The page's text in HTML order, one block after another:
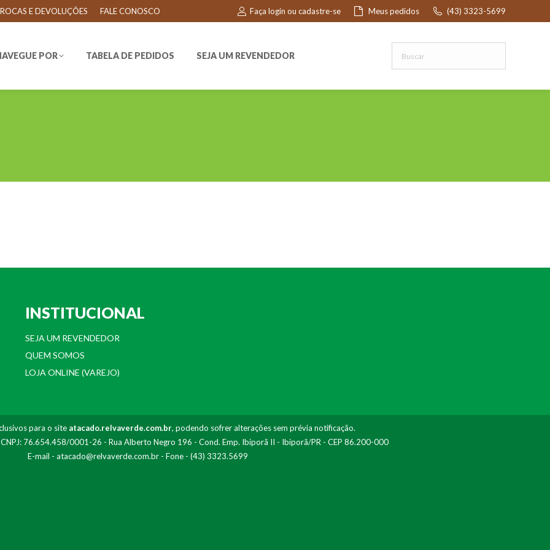
E DEVOLUÇÕES FALE CONOSCO Faça login ou cadastre-se Meus pedidos (43) 3323-5699
POR TABELA DE PEDIDOS SEJA UM REVENDEDOR
INSTITUCIONAL
SEJA UM REVENDEDOR
QUEM SOMOS
LOJA ONLINE (VAREJO)
para o site atacado.relvaverde.com.br, podendo sofrer alterações sem prévia notificação.
CNPJ: 76.654.458/0001-26 - Rua Alberto Negro 196 - Cond. Emp. Ibiporã II - Ibiporã/PR - CEP 86.200-000
E-mail - atacado@relvaverde.com.br- Fone - (43) 3323.5699
POR TABELA DE PEDIDOS SEJA UM REVENDEDOR